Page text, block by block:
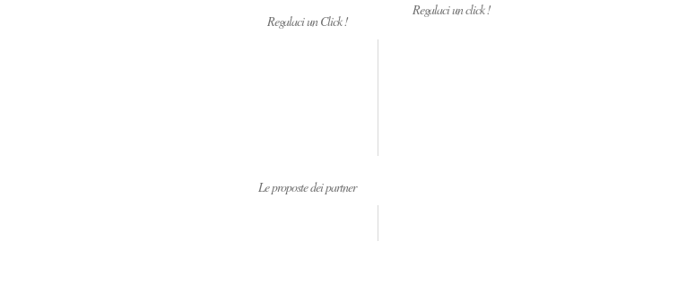
Regalaci un Click !
Le proposte dei partner
Regalaci un click !